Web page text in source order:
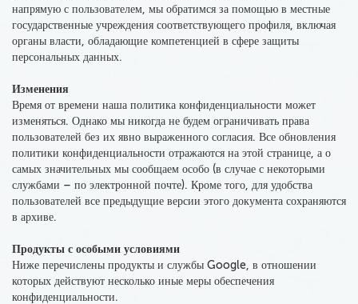
напрямую с пользователем, мы обратимся за помощью в местные
государственные учреждения соответствующего профиля, включая
органы власти, обладающие компетенцией в сфере защиты
персональных данных.
Изменения
Время от времени наша политика конфиденциальности может
изменяться. Однако мы никогда не будем ограничивать права
пользователей без их явно выраженного согласия. Все обновления
политики конфиденциальности отражаются на этой странице, а о
самых значительных мы сообщаем особо (в случае с некоторыми
службами – по электронной почте). Кроме того, для удобства
пользователей все предыдущие версии этого документа сохраняются
в архиве.
Продукты с особыми условиями
Ниже перечислены продукты и службы Google, в отношении
которых действуют несколько иные меры обеспечения
конфиденциальности.